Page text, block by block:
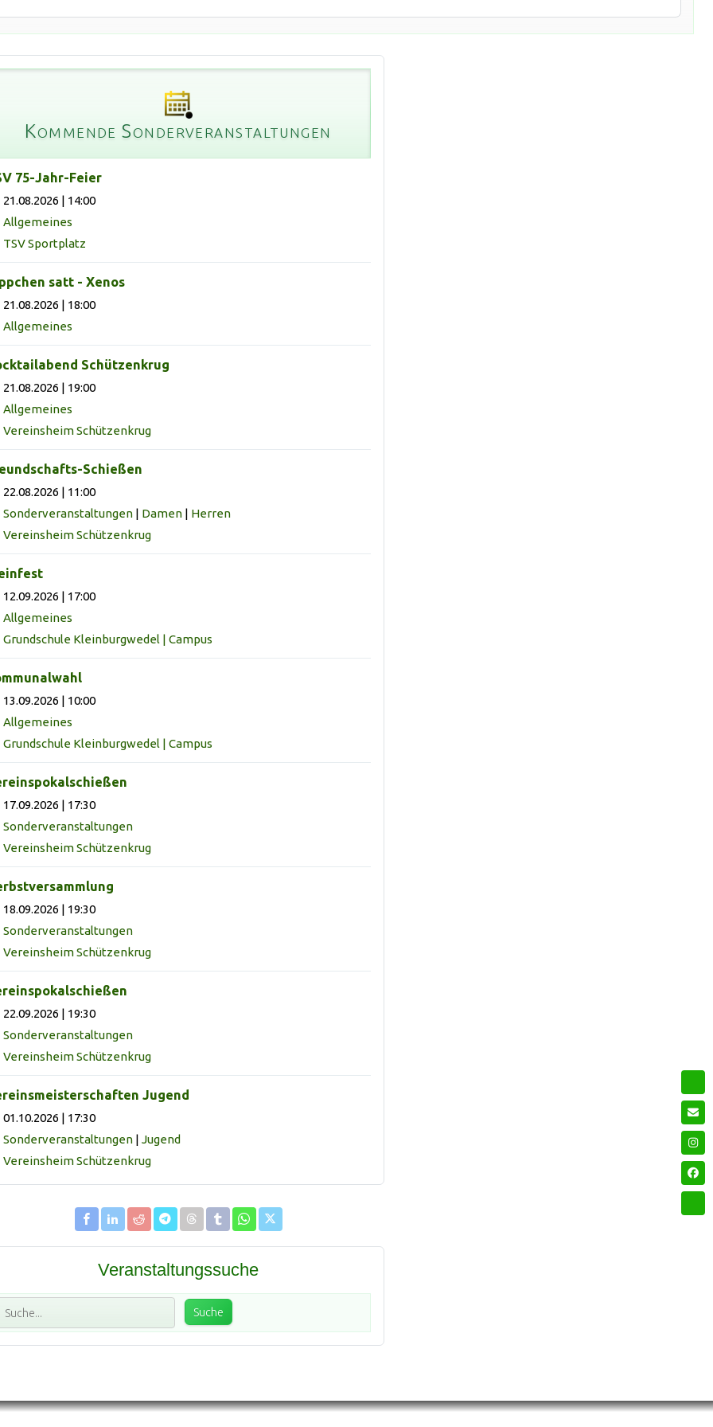
Kommende Sonderveranstaltungen
75-Jahr-Feier
21.08.2026 | 14:00
Allgemeines
TSV Sportplatz
satt - Xenos
21.08.2026 | 18:00
Allgemeines
Schützenkrug
21.08.2026 | 19:00
Allgemeines
Vereinsheim Schützenkrug
Schießen
22.08.2026 | 11:00
Sonderveranstaltungen| Damen| Herren
Vereinsheim Schützenkrug
12.09.2026 | 17:00
Allgemeines
Grundschule Kleinburgwedel | Campus
13.09.2026 | 10:00
Allgemeines
Grundschule Kleinburgwedel | Campus
17.09.2026 | 17:30
Sonderveranstaltungen
Vereinsheim Schützenkrug
18.09.2026 | 19:30
Sonderveranstaltungen
Vereinsheim Schützenkrug
22.09.2026 | 19:30
Sonderveranstaltungen
Vereinsheim Schützenkrug
Jugend
01.10.2026 | 17:30
Sonderveranstaltungen| Jugend
Vereinsheim Schützenkrug
Veranstaltungssuche